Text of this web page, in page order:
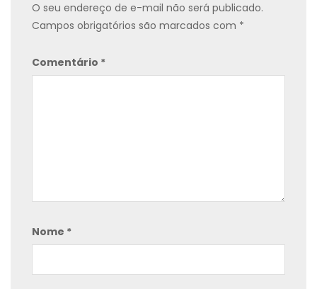
O seu endereço de e-mail não será publicado.
Campos obrigatórios são marcados com *
Comentário *
Nome *